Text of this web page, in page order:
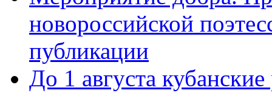
новороссийской
публикации
До 1 августа